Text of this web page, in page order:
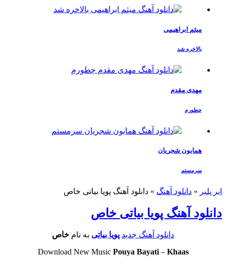
میثم ابراهیمی
بالاخره شد
مهدی مقدم
چطورم
همایون شجریان
سرمستم
ایر پلیر » دانلود آهنگ » دانلود آهنگ پویا بیاتی خاص
دانلود آهنگ پویا بیاتی خاص
دانلود آهنگ جدید پویا بیاتی به نام خاص
Download New Music Pouya Bayati– Khaas